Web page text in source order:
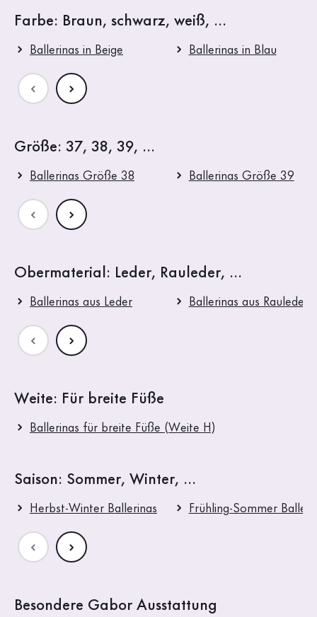
Farbe: Braun, schwarz, weiß, ...
Ballerinas in Beige Ballerinas in Blau
Größe: 37, 38, 39, ...
Ballerinas Größe 38 Ballerinas Größe 39
Obermaterial: Leder, Rauleder, ...
Ballerinas aus Leder Ballerinas aus Rauleder
Weite: Für breite Füße
Ballerinas für breite Füße (Weite H)
Saison: Sommer, Winter, ...
Herbst-Winter Ballerinas Frühling-Sommer
Besondere Gabor Ausstattung